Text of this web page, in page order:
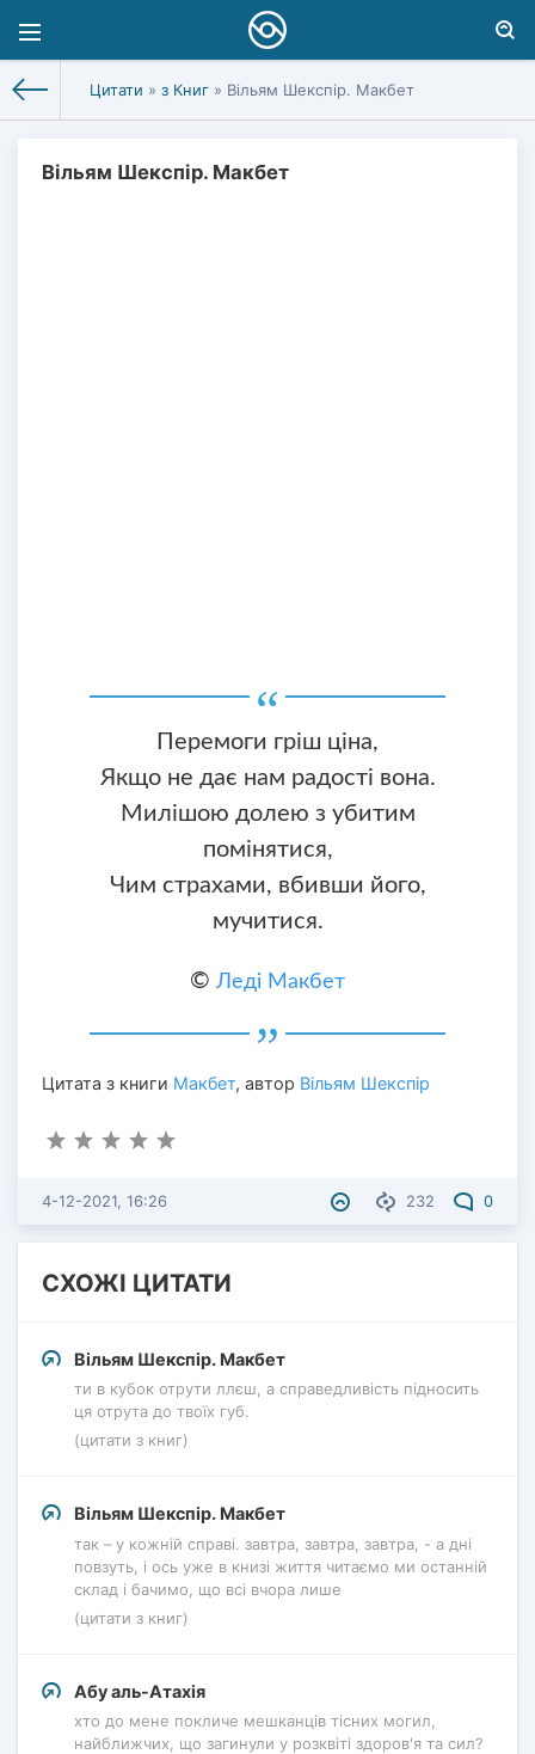
Цитати » з Книг » Вільям Шекспір. Макбет
Вільям Шекспір. Макбет
Перемоги гріш ціна,
Якщо не дає нам радості вона.
Милішою долею з убитим
помінятися,
Чим страхами, вбивши його,
мучитися.
© Леді Макбет
Цитата з книги Макбет, автор Вільям Шекспір
232 0
4-12-2021, 16:26
СХОЖІ ЦИТАТИ
Вільям Шекспір. Макбет
ти в кубок отрути ллєш, а справедливість підносить
ця отрута до твоїх губ.
(цитати з книг)
Вільям Шекспір. Макбет
так – у кожній справі. завтра, завтра, завтра, - а дні
повзуть, і ось уже в книзі життя читаємо ми останній
склад і бачимо, що всі вчора лише
(цитати з книг)
Абу аль-Атахія
хто до мене покличе мешканців тісних могил,
найближчих, що загинули у розквіті здоров'я та сил?